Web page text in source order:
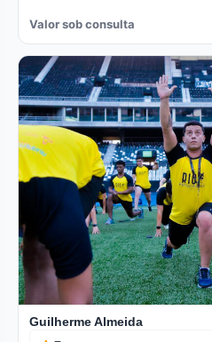
Valor sob consulta
Verificado
Guilherme Almeida